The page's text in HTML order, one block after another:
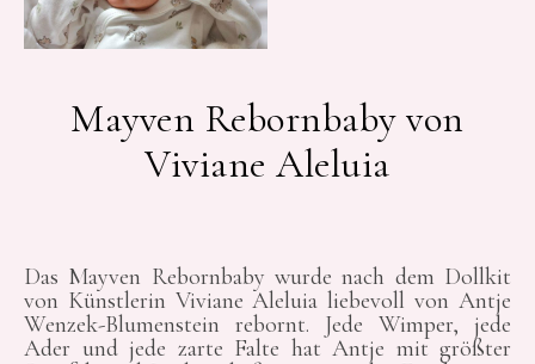
Mayven Rebornbaby von
Viviane Aleluia
Das Mayven Rebornbaby wurde nach dem Dollkit
von Künstlerin Viviane Aleluia liebevoll von Antje
Wenzek-Blumenstein rebornt. Jede Wimper, jede
Ader und jede zarte Falte hat Antje mit größter